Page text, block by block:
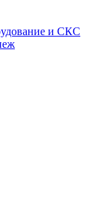
и СКС